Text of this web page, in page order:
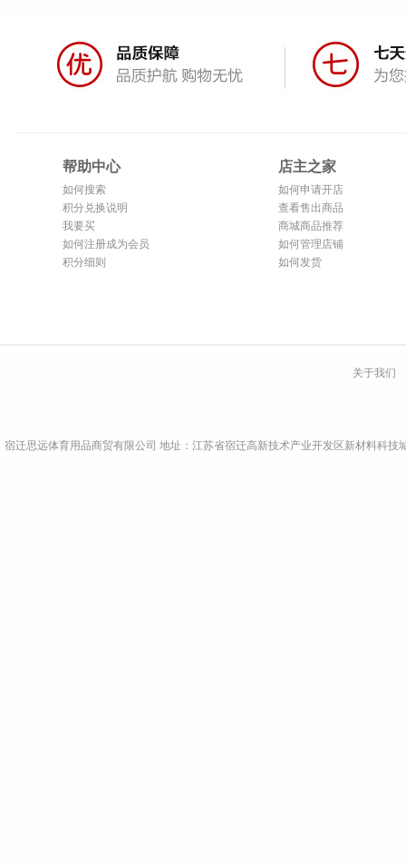
帮助中心
如何搜索
积分兑换说明
我要买
如何注册成为会员
积分细则
店主之家
如何申请开店
查看售出商品
商城商品推荐
如何管理店铺
如何发货
关于我们
宿迁思远体育用品商贸有限公司 地址：江苏省宿迁高新技术产业开发区新材料科